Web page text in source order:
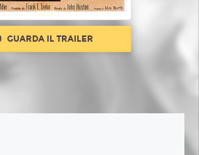
GUARDA IL TRAILER